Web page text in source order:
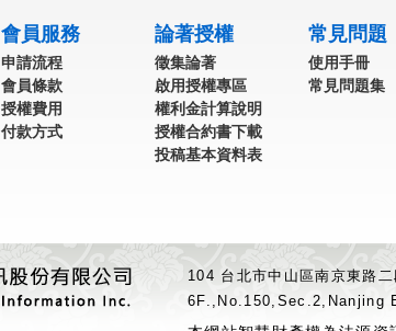
會員服務
申請流程
會員條款
授權費用
付款方式
論著授權
徵集論著
啟用授權專區
權利金計算說明
授權合約書下載
投稿基本資料表
常見問題
使用手冊
常見問題集
104 台北市中山區南京東路
6F.,No.150,Sec.2,Nanjing